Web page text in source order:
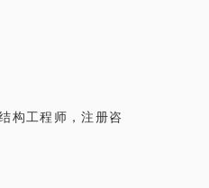
富的价值输
号“譬如朝露去
业从业人员有
构工程师，注册咨